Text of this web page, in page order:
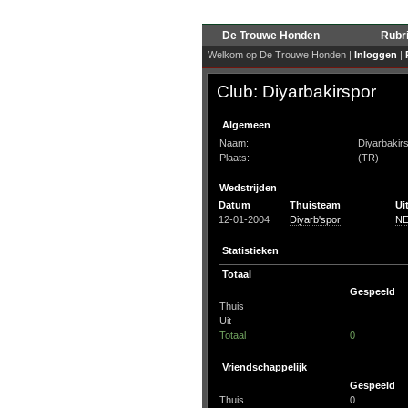
De Trouwe Honden
Welkom op De Trouwe Honden | Inloggen |
Club: Diyarbakirspor
Algemeen
Naam:
Plaats:
(TR)
Wedstrijden
Datum
Thuisteam
12-01-2004
Diyarb'spor
Statistieken
Totaal
Gespeeld
Thuis
Uit
Totaal
0
Vriendschappelijk
Gespeeld
Thuis
0